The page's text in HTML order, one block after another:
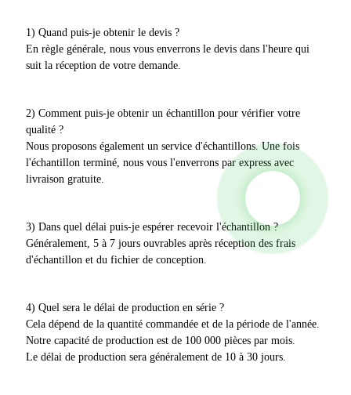
1) Quand puis-je obtenir le devis ?
En règle générale, nous vous enverrons le devis dans l'heure qui
suit la réception de votre demande.
2) Comment puis-je obtenir un échantillon pour vérifier votre
qualité ?
Nous proposons également un service d'échantillons. Une fois
l'échantillon terminé, nous vous l'enverrons par express avec
livraison gratuite.
3) Dans quel délai puis-je espérer recevoir l'échantillon ?
Généralement, 5 à 7 jours ouvrables après réception des frais
d'échantillon et du fichier de conception.
4) Quel sera le délai de production en série ?
Cela dépend de la quantité commandée et de la période de l'année.
Notre capacité de production est de 100 000 pièces par mois.
Le délai de production sera généralement de 10 à 30 jours.